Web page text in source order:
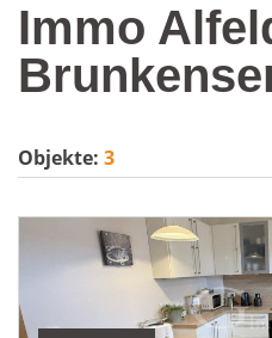
Immo
Objekte: 3